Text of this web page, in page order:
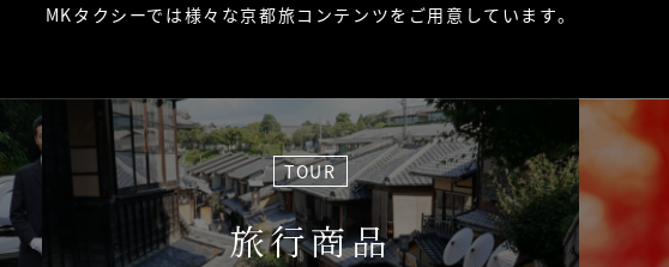
MKタクシーでは様々な京都旅コンテンツを ご用意しています。
TOUR
旅行商品